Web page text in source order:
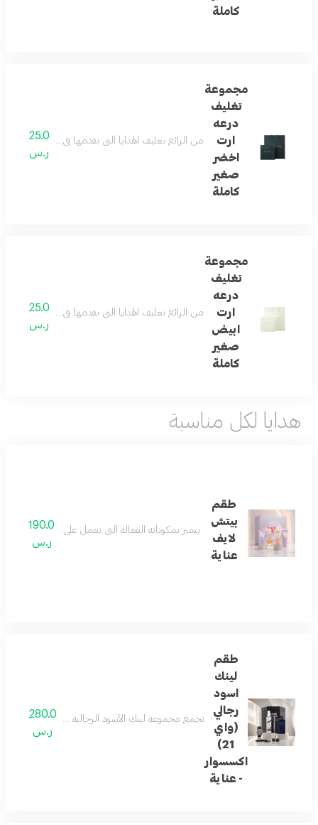
كاملة
مجموعة
تغليف
درعه
ارت
اخضر
صغير
كاملة
من الرائع تغليف الهدايا التي نقدمها في حياتنا ...
25.0
ر.س
مجموعة
تغليف
درعه
ارت
ابيض
صغير
كاملة
من الرائع تغليف الهدايا التي نقدمها في حياتنا ...
25.0
ر.س
هدايا لكل مناسبة
طقم
بيتش
لايف
عناية
يتميز بمكوناته الفعالة التي تعمل على ترطيب الجسم
190.0
ر.س
طقم
لينك
اسود
رجالي
(واي
21)
اكسسوار
- عناية
تجمع مجموعة لينك الأسود الرجالية بين الأناقة
280.0
ر.س